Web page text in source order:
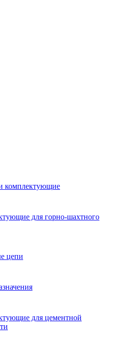
комплектующие
для горно-шахтного
цепи
для цементной